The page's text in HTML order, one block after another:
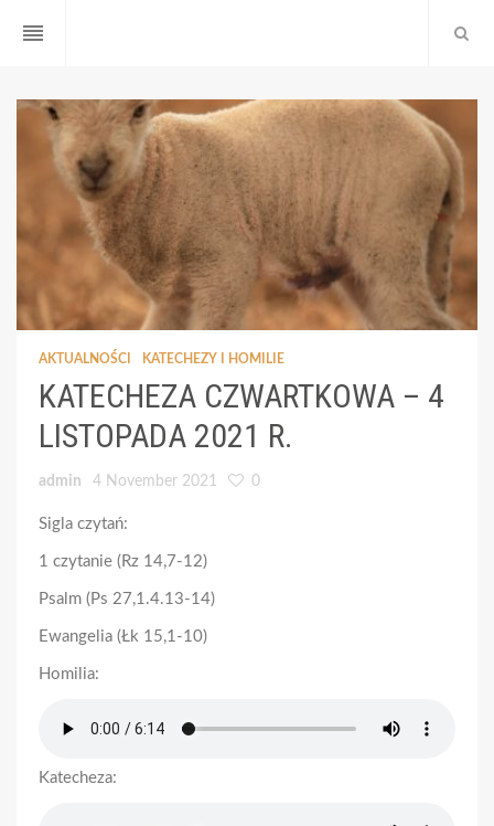
reorder
AKTUALNOŚCI KATECHEZY I HOMILIE
KATECHEZA CZWARTKOWA – 4
LISTOPADA 2021 R.
admin 4 November 2021 0
Sigla czytań:
1 czytanie (Rz 14,7-12)
Psalm (Ps 27,1.4.13-14)
Ewangelia (Łk 15,1-10)
Homilia:
Katecheza: